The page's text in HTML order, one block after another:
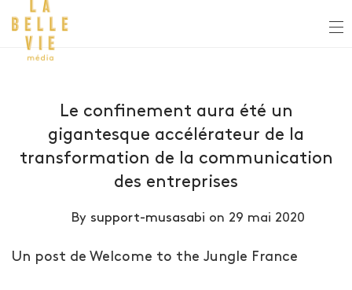
Le confinement aura été un
gigantesque accélérateur de la
transformation de la communication
des entreprises
By support-musasabi on 29 mai 2020
Un post de Welcome to the Jungle France